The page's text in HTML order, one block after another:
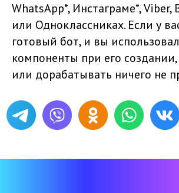
WhatsApp*, Инстаграме*, Viber,
или Одноклассниках. Если у
готовый бот, и вы
компоненты при его
или дорабатывать ничего не